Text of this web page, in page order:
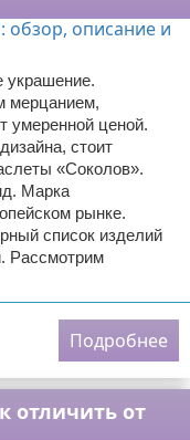
украшение.
мерцанием,
умеренной ценой.
стоит
«Соколов».
Марка
рынке.
список изделий
Рассмотрим
Подробнее
отличить от